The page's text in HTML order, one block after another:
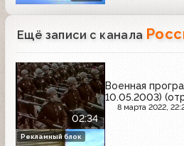
Ещё записи с канала
02:34
Военная
10.05.2003)
8 марта 2022,
Рекламный блок